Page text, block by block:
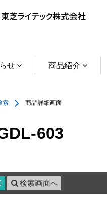
せ 商品紹介
索 商品詳細画面
603
検索画面へ